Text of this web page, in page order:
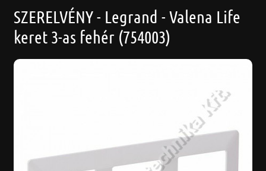
SZERELVÉNY - Legrand - Valena Life
keret 3-as fehér (754003)